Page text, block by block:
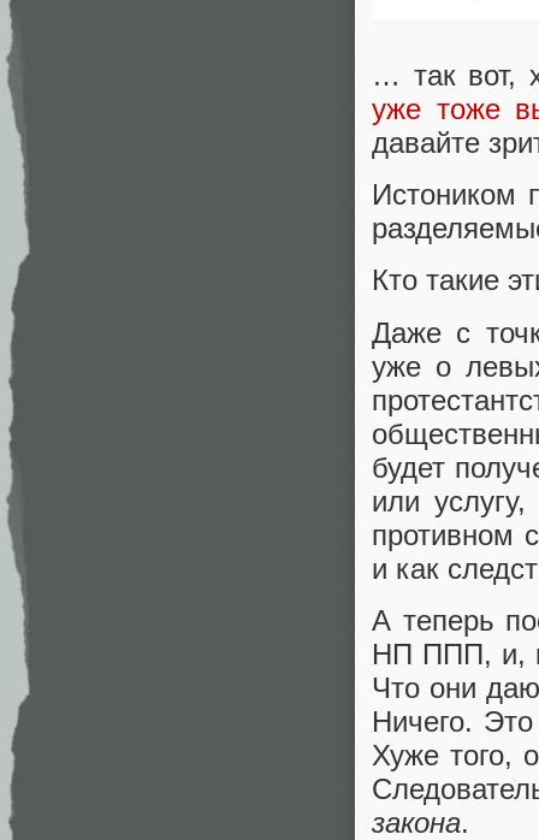
… так вот,
уже тоже
давайте
Истоником
Кто такие
Даже с
уже о
будет
или
противном
и как
А теперь
НП ППП, и,
Что они
Ничего.
Хуже того,
закона.